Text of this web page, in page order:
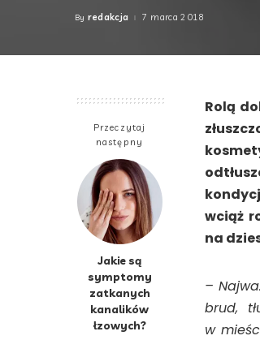
Posted
By redakcja 7 marca 2018
Przeczytaj
następny
Jakie są
symptomy
zatkanych
kanalików
łzowych?
Rolą
wciąż
na
–
brud,
w